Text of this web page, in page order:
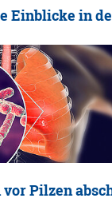
Einblicke in
Pilzen